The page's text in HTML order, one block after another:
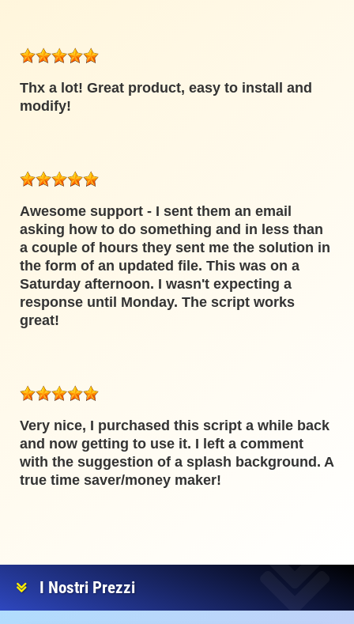
Thx a lot! Great product, easy to install and
modify!
Awesome support - I sent them an email
asking how to do something and in less than
a couple of hours they sent me the solution in
the form of an updated file. This was on a
Saturday afternoon. I wasn't expecting a
response until Monday. The script works
great!
Very nice, I purchased this script a while back
and now getting to use it. I left a comment
with the suggestion of a splash background. A
true time saver/money maker!
I Nostri Prezzi